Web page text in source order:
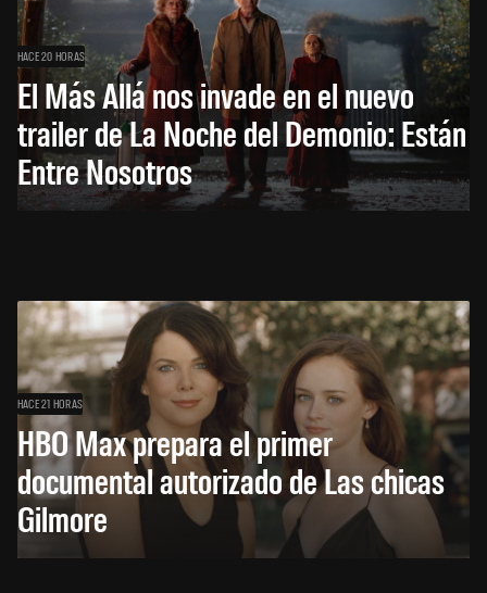
HACE 20 HORAS
El Más Allá nos invade en el nuevo
trailer de La Noche del Demonio: Están
Entre Nosotros
HACE 21 HORAS
HBO Max prepara el primer
documental autorizado de Las chicas
Gilmore